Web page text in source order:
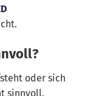
oder sich
sinnvoll.